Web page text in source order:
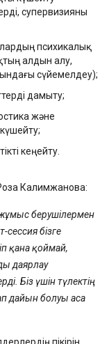
супервизияны
психикалық
алдын алу,
сүйемелдеу);
дамыту;
және
кеңейту.
Калимжанова:
берушілермен
бізге
қана қоймай,
даярлау
Біз үшін түлектің
дайын болуы аса